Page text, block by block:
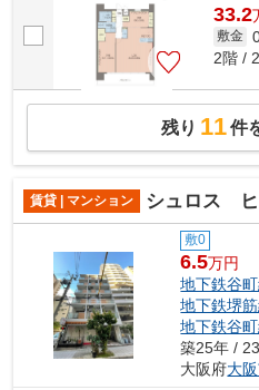
33.2
敷金
2階 /
残り 11件
賃貸 | マンション シュロス
敷0
6.5万円
地下鉄谷
地下鉄堺
地下鉄谷
築25年 /
大阪府大